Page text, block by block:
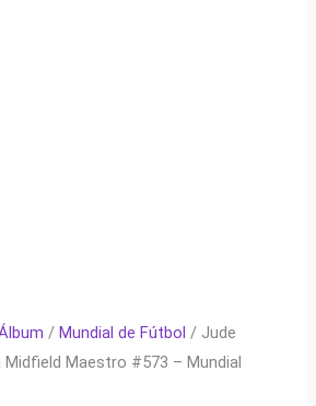
/Mundial de Fútbol / Jude
Midfield Maestro #573 – Mundial